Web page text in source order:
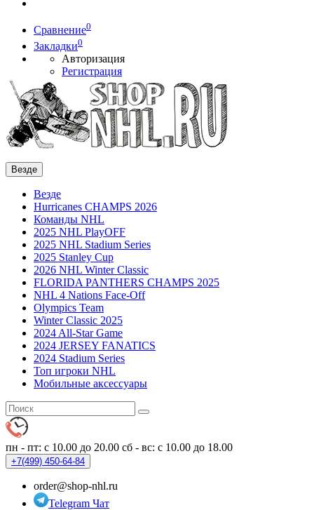
Сравнение0
Закладки0
Авторизация
Регистрация
Везде
Везде
Hurricanes CHAMPS 2026
Команды NHL
2025 NHL PlayOFF
2025 NHL Stadium Series
2025 Stanley Cup
2026 NHL Winter Classic
FLORIDA PANTHERS CHAMPS 2025
NHL 4 Nations Face-Off
Olympics Team
Winter Classic 2025
2024 All-Star Game
2024 JERSEY FANATICS
2024 Stadium Series
Топ игроки NHL
Мобильные аксессуары
пн - пт: с 10.00 до 20.00 сб - вс: с 10.00 до 18.00
+7(499) 450-64-84
order@shop-nhl.ru
Telegram Чат